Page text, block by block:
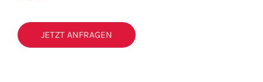
JETZT ANFRAGEN